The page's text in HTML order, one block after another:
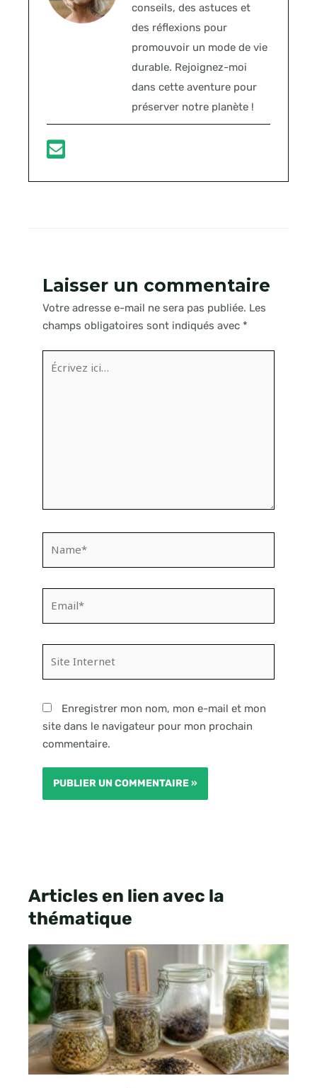
conseils, des astuces et
des réflexions pour
promouvoir un mode de vie
durable. Rejoignez-moi
dans cette aventure pour
préserver notre planète !
Laisser un commentaire
Votre adresse e-mail ne sera pas publiée. Les
champs obligatoires sont indiqués avec *
ici…
Internet
Enregistrer mon nom, mon e-mail et mon
site dans le navigateur pour mon prochain
commentaire.
Articles en lien avec la
thématique